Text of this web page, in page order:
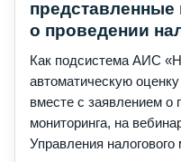
представленные
о проведении
Как подсистема АИС
автоматическую
вместе с заявлением о
мониторинга, на
Управления